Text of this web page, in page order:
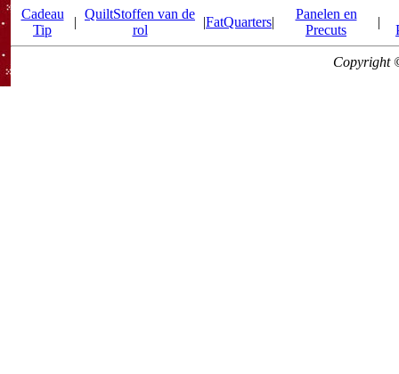
Cadeau
Tip
|
QuiltStoffen van de
rol
|FatQuarters|
Panelen en
Precuts
|
Copyright